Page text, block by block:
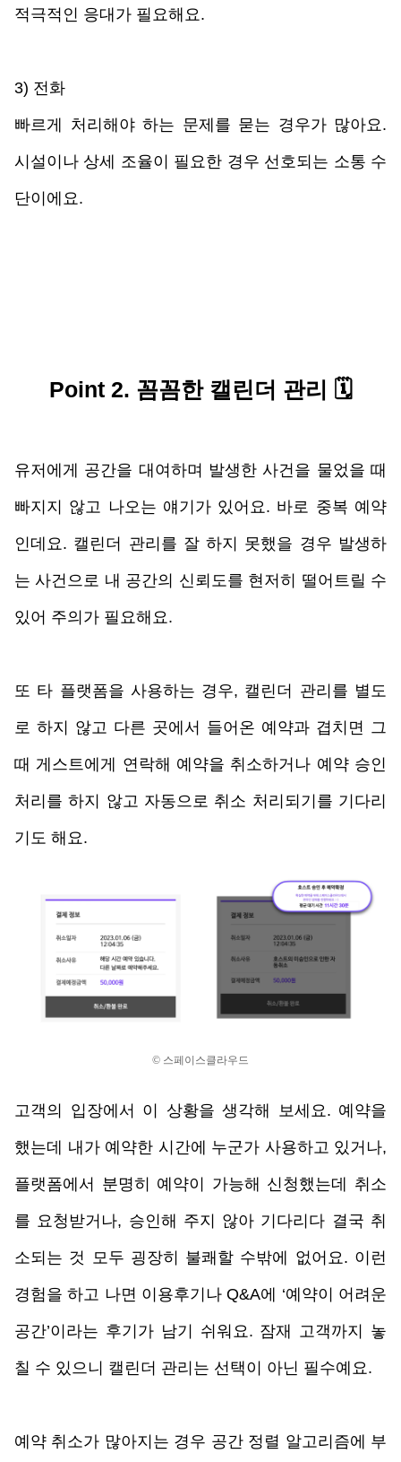
적극적인 응대가 필요해요.
3) 전화
빠르게 처리해야 하는 문제를 묻는 경우가 많아요.
시설이나 상세 조율이 필요한 경우 선호되는 소통 수
단이에요.
Point 2. 꼼꼼한 캘린더 관리 🗓️
유저에게 공간을 대여하며 발생한 사건을 물었을 때
빠지지 않고 나오는 얘기가 있어요. 바로 중복 예약
인데요. 캘린더 관리를 잘 하지 못했을 경우 발생하
는 사건으로 내 공간의 신뢰도를 현저히 떨어트릴 수
있어 주의가 필요해요.
또 타 플랫폼을 사용하는 경우, 캘린더 관리를 별도
로 하지 않고 다른 곳에서 들어온 예약과 겹치면 그
때 게스트에게 연락해 예약을 취소하거나 예약 승인
처리를 하지 않고 자동으로 취소 처리되기를 기다리
기도 해요.
© 스페이스클라우드
고객의 입장에서 이 상황을 생각해 보세요. 예약을
했는데 내가 예약한 시간에 누군가 사용하고 있거나,
플랫폼에서 분명히 예약이 가능해 신청했는데 취소
를 요청받거나, 승인해 주지 않아 기다리다 결국 취
소되는 것 모두 굉장히 불쾌할 수밖에 없어요. 이런
경험을 하고 나면 이용후기나 Q&A에 ‘예약이 어려운
공간’이라는 후기가 남기 쉬워요. 잠재 고객까지 놓
칠 수 있으니 캘린더 관리는 선택이 아닌 필수예요.
예약 취소가 많아지는 경우 공간 정렬 알고리즘에 부